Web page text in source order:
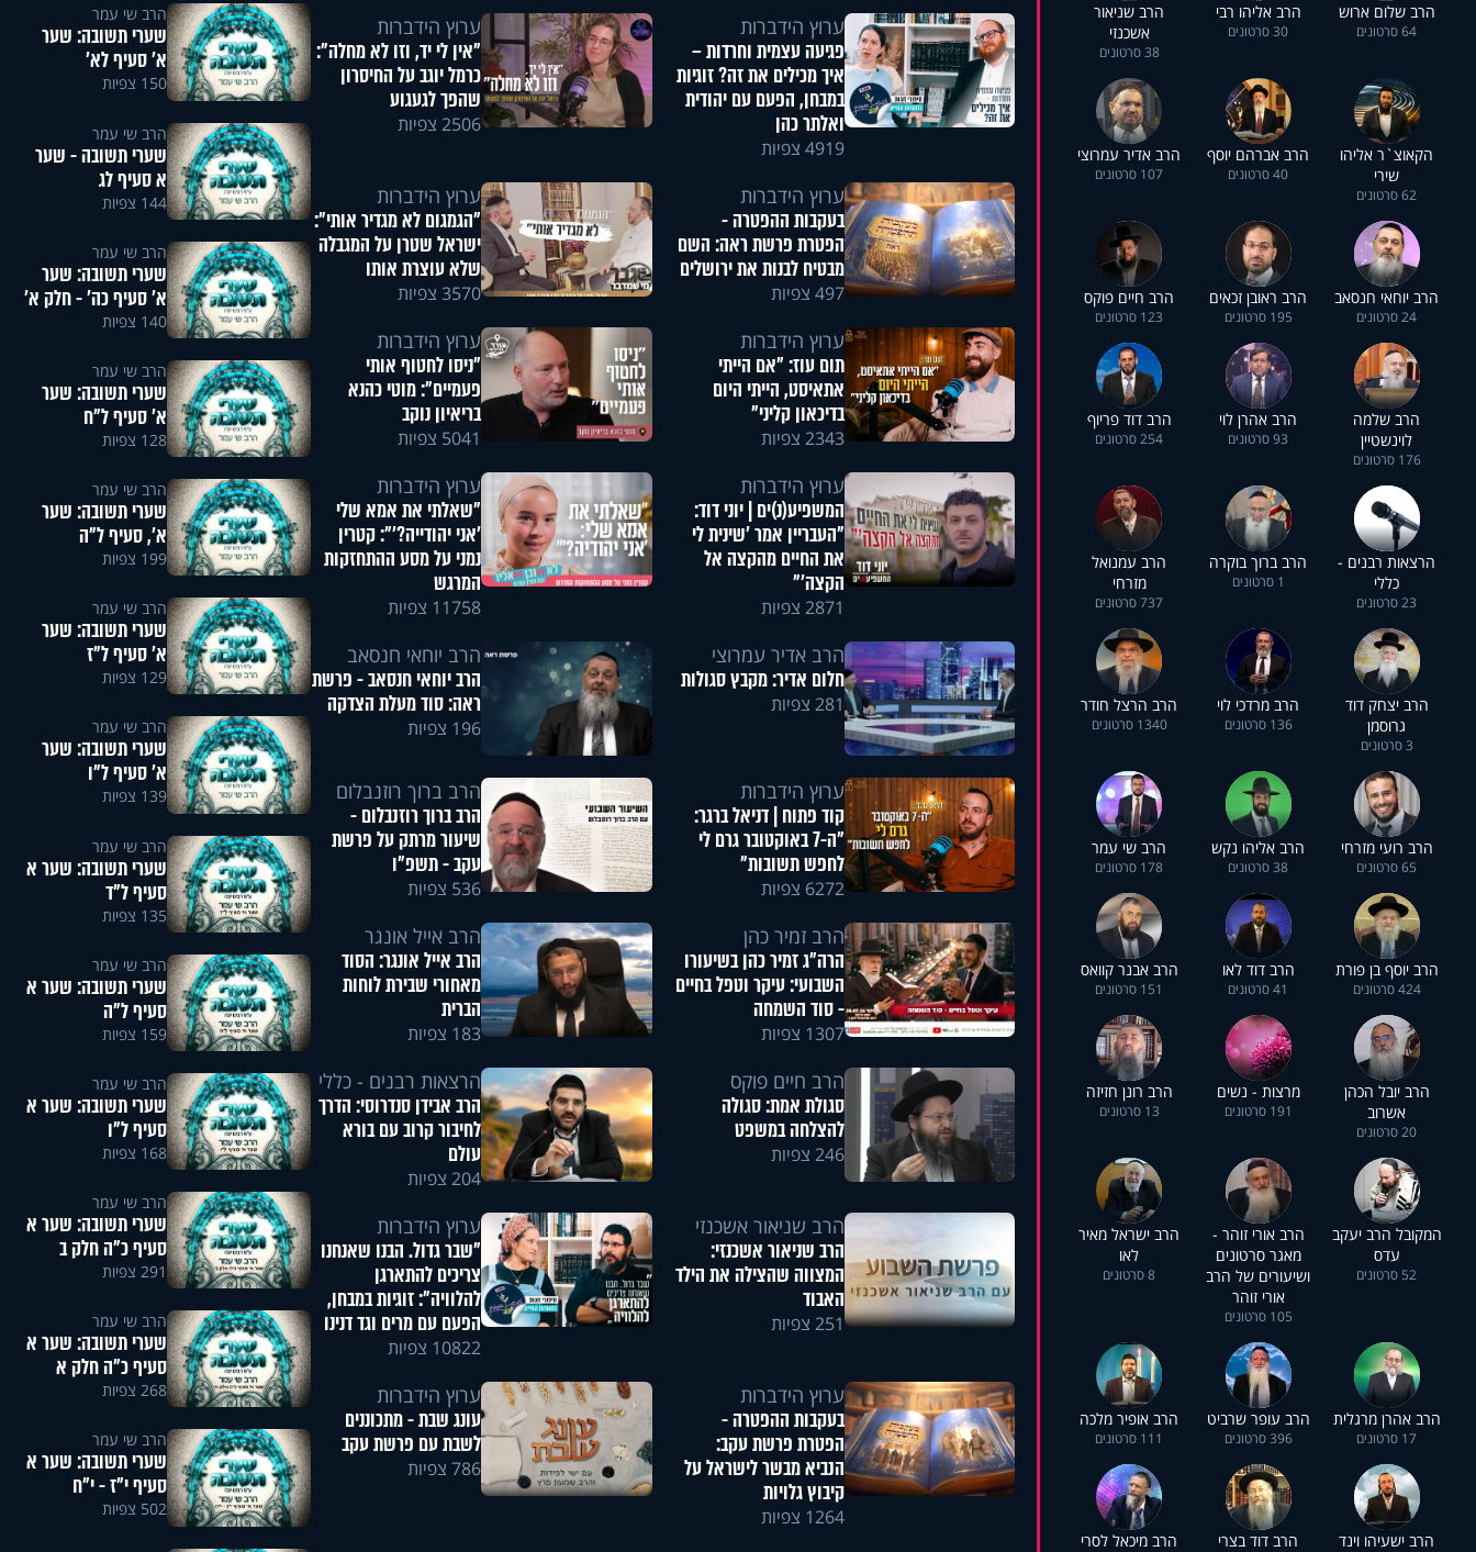
הרב שלום ארוש
64 סרטונים
הרב אליהו רבי
30 סרטונים
הרב שניאור
אשכנזי
38 סרטונים
הקאוצ`ר אליהו
שירי
62 סרטונים
הרב אברהם יוסף
40 סרטונים
הרב אדיר עמרוצי
107 סרטונים
הרב יוחאי חנסאב
24 סרטונים
הרב ראובן זכאים
195 סרטונים
הרב חיים פוקס
123 סרטונים
הרב שלמה
לוינשטיין
176 סרטונים
הרב אהרן לוי
93 סרטונים
הרב דוד פריוף
254 סרטונים
הרצאות רבנים -
כללי
23 סרטונים
הרב ברוך בוקרה
1 סרטונים
הרב עמנואל
מזרחי
737 סרטונים
הרב יצחק דוד
גרוסמן
3 סרטונים
הרב מרדכי לוי
136 סרטונים
הרב הרצל חודר
1340 סרטונים
הרב רועי מזרחי
65 סרטונים
הרב אליהו נקש
38 סרטונים
הרב שי עמר
178 סרטונים
הרב יוסף בן פורת
424 סרטונים
הרב דוד לאו
41 סרטונים
הרב אבנר קוואס
151 סרטונים
הרב יובל הכהן
אשרוב
20 סרטונים
מרצות - נשים
191 סרטונים
הרב רונן חזיזה
13 סרטונים
המקובל הרב יעקב
עדס
52 סרטונים
הרב אורי זוהר -
מאגר סרטונים
ושיעורים של הרב
אורי זוהר
105 סרטונים
הרב ישראל מאיר
לאו
8 סרטונים
הרב אהרן מרגלית
17 סרטונים
הרב עופר שרביט
396 סרטונים
הרב אופיר מלכה
111 סרטונים
הרב ישעיהו וינד הרב דוד בצרי הרב מיכאל לסרי
ערוץ הידברות
פגיעה עצמית וחרדות –
איך מכילים את זה? זוגיות
במבחן, הפעם עם יהודית
ואלתר כהן
4919 צפיות
ערוץ הידברות
"אין לי יד, וזו לא מחלה":
כרמל יוגב על החיסרון
שהפך לגעגוע
2506 צפיות
ערוץ הידברות
בעקבות ההפטרה -
הפטרת פרשת ראה: השם
מבטיח לבנות את ירושלים
497 צפיות
ערוץ הידברות
"הגמגום לא מגדיר אותי":
ישראל שטרן על המגבלה
שלא עוצרת אותו
3570 צפיות
ערוץ הידברות
תום עוז: "אם הייתי
אתאיסט, הייתי היום
בדיכאון קליני"
2343 צפיות
ערוץ הידברות
"ניסו לחטוף אותי
פעמיים": מוטי כהנא
בריאיון נוקב
5041 צפיות
ערוץ הידברות
המשפיע(נ)ים | יוני דוד:
"העבריין אמר 'שינית לי
את החיים מהקצה אל
הקצה'"
2871 צפיות
ערוץ הידברות
"שאלתי את אמא שלי
'אני יהודייה?'": קטרין
נמני על מסע ההתחזקות
המרגש
11758 צפיות
הרב אדיר עמרוצי
חלום אדיר: מקבץ סגולות
281 צפיות
הרב יוחאי חנסאב
הרב יוחאי חנסאב - פרשת
ראה: סוד מעלת הצדקה
196 צפיות
ערוץ הידברות
קוד פתוח | דניאל ברגר:
"ה-7 באוקטובר גרם לי
לחפש תשובות"
6272 צפיות
הרב ברוך רוזנבלום
הרב ברוך רוזנבלום -
שיעור מרתק על פרשת
עקב - תשפ"ו
536 צפיות
הרב זמיר כהן
הרה"ג זמיר כהן בשיעורו
השבועי: עיקר וטפל בחיים
- סוד השמחה
1307 צפיות
הרב אייל אונגר
הרב אייל אונגר: הסוד
מאחורי שבירת לוחות
הברית
183 צפיות
הרב חיים פוקס
סגולת אמת: סגולה
להצלחה במשפט
246 צפיות
הרצאות רבנים - כללי
הרב אבידן סנדרוסי: הדרך
לחיבור קרוב עם בורא
עולם
204 צפיות
הרב שניאור אשכנזי
הרב שניאור אשכנזי:
המצווה שהצילה את הילד
האבוד
251 צפיות
ערוץ הידברות
"שבר גדול. הבנו שאנחנו
צריכים להתארגן
להלוויה": זוגיות במבחן,
הפעם עם מרים וגד דנינו
10822 צפיות
ערוץ הידברות
בעקבות ההפטרה -
הפטרת פרשת עקב:
הנביא מבשר לישראל על
קיבוץ גלויות
1264 צפיות
ערוץ הידברות
עונג שבת - מתכוננים
לשבת עם פרשת עקב
786 צפיות
הרב שי עמר
שערי תשובה: שער
א' סעיף לא'
150 צפיות
הרב שי עמר
שערי תשובה - שער
א סעיף לג
144 צפיות
הרב שי עמר
שערי תשובה: שער
א' סעיף כה' - חלק א'
140 צפיות
הרב שי עמר
שערי תשובה: שער
א' סעיף ל"ח
128 צפיות
הרב שי עמר
שערי תשובה: שער
א', סעיף ל"ה
199 צפיות
הרב שי עמר
שערי תשובה: שער
א' סעיף ל"ז
129 צפיות
הרב שי עמר
שערי תשובה: שער
א' סעיף ל"ו
139 צפיות
הרב שי עמר
שערי תשובה: שער א
סעיף ל"ד
135 צפיות
הרב שי עמר
שערי תשובה: שער א
סעיף ל"ה
159 צפיות
הרב שי עמר
שערי תשובה: שער א
סעיף ל"ו
168 צפיות
הרב שי עמר
שערי תשובה: שער א
סעיף כ"ה חלק ב
291 צפיות
הרב שי עמר
שערי תשובה: שער א
סעיף כ"ה חלק א
268 צפיות
הרב שי עמר
שערי תשובה: שער א
סעיף י"ז - י"ח
502 צפיות